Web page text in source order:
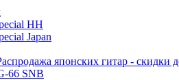
HH
Japan
японских гитар - скидки
66 SNB